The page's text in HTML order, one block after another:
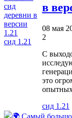
сид 1.21
в
08 мая
2
С
это
сид 1.21